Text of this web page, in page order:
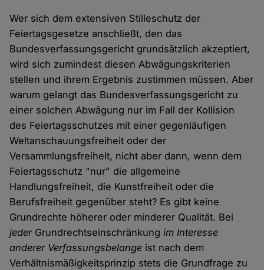
Wer sich dem extensiven Stilleschutz der
Feiertagsgesetze anschließt, den das
Bundesverfassungsgericht grundsätzlich akzeptiert,
wird sich zumindest diesen Abwägungskriterien
stellen und ihrem Ergebnis zustimmen müssen. Aber
warum gelangt das Bundesverfassungsgericht zu
einer solchen Abwägung nur im Fall der Kollision
des Feiertagsschutzes mit einer gegenläufigen
Weltanschauungsfreiheit oder der
Versammlungsfreiheit, nicht aber dann, wenn dem
Feiertagsschutz "nur" die allgemeine
Handlungsfreiheit, die Kunstfreiheit oder die
Berufsfreiheit gegenüber steht? Es gibt keine
Grundrechte höherer oder minderer Qualität. Bei
jederGrundrechtseinschränkungim Interesse
anderer Verfassungsbelange ist nach dem
Verhältnismäßigkeitsprinzip stets die Grundfrage zu